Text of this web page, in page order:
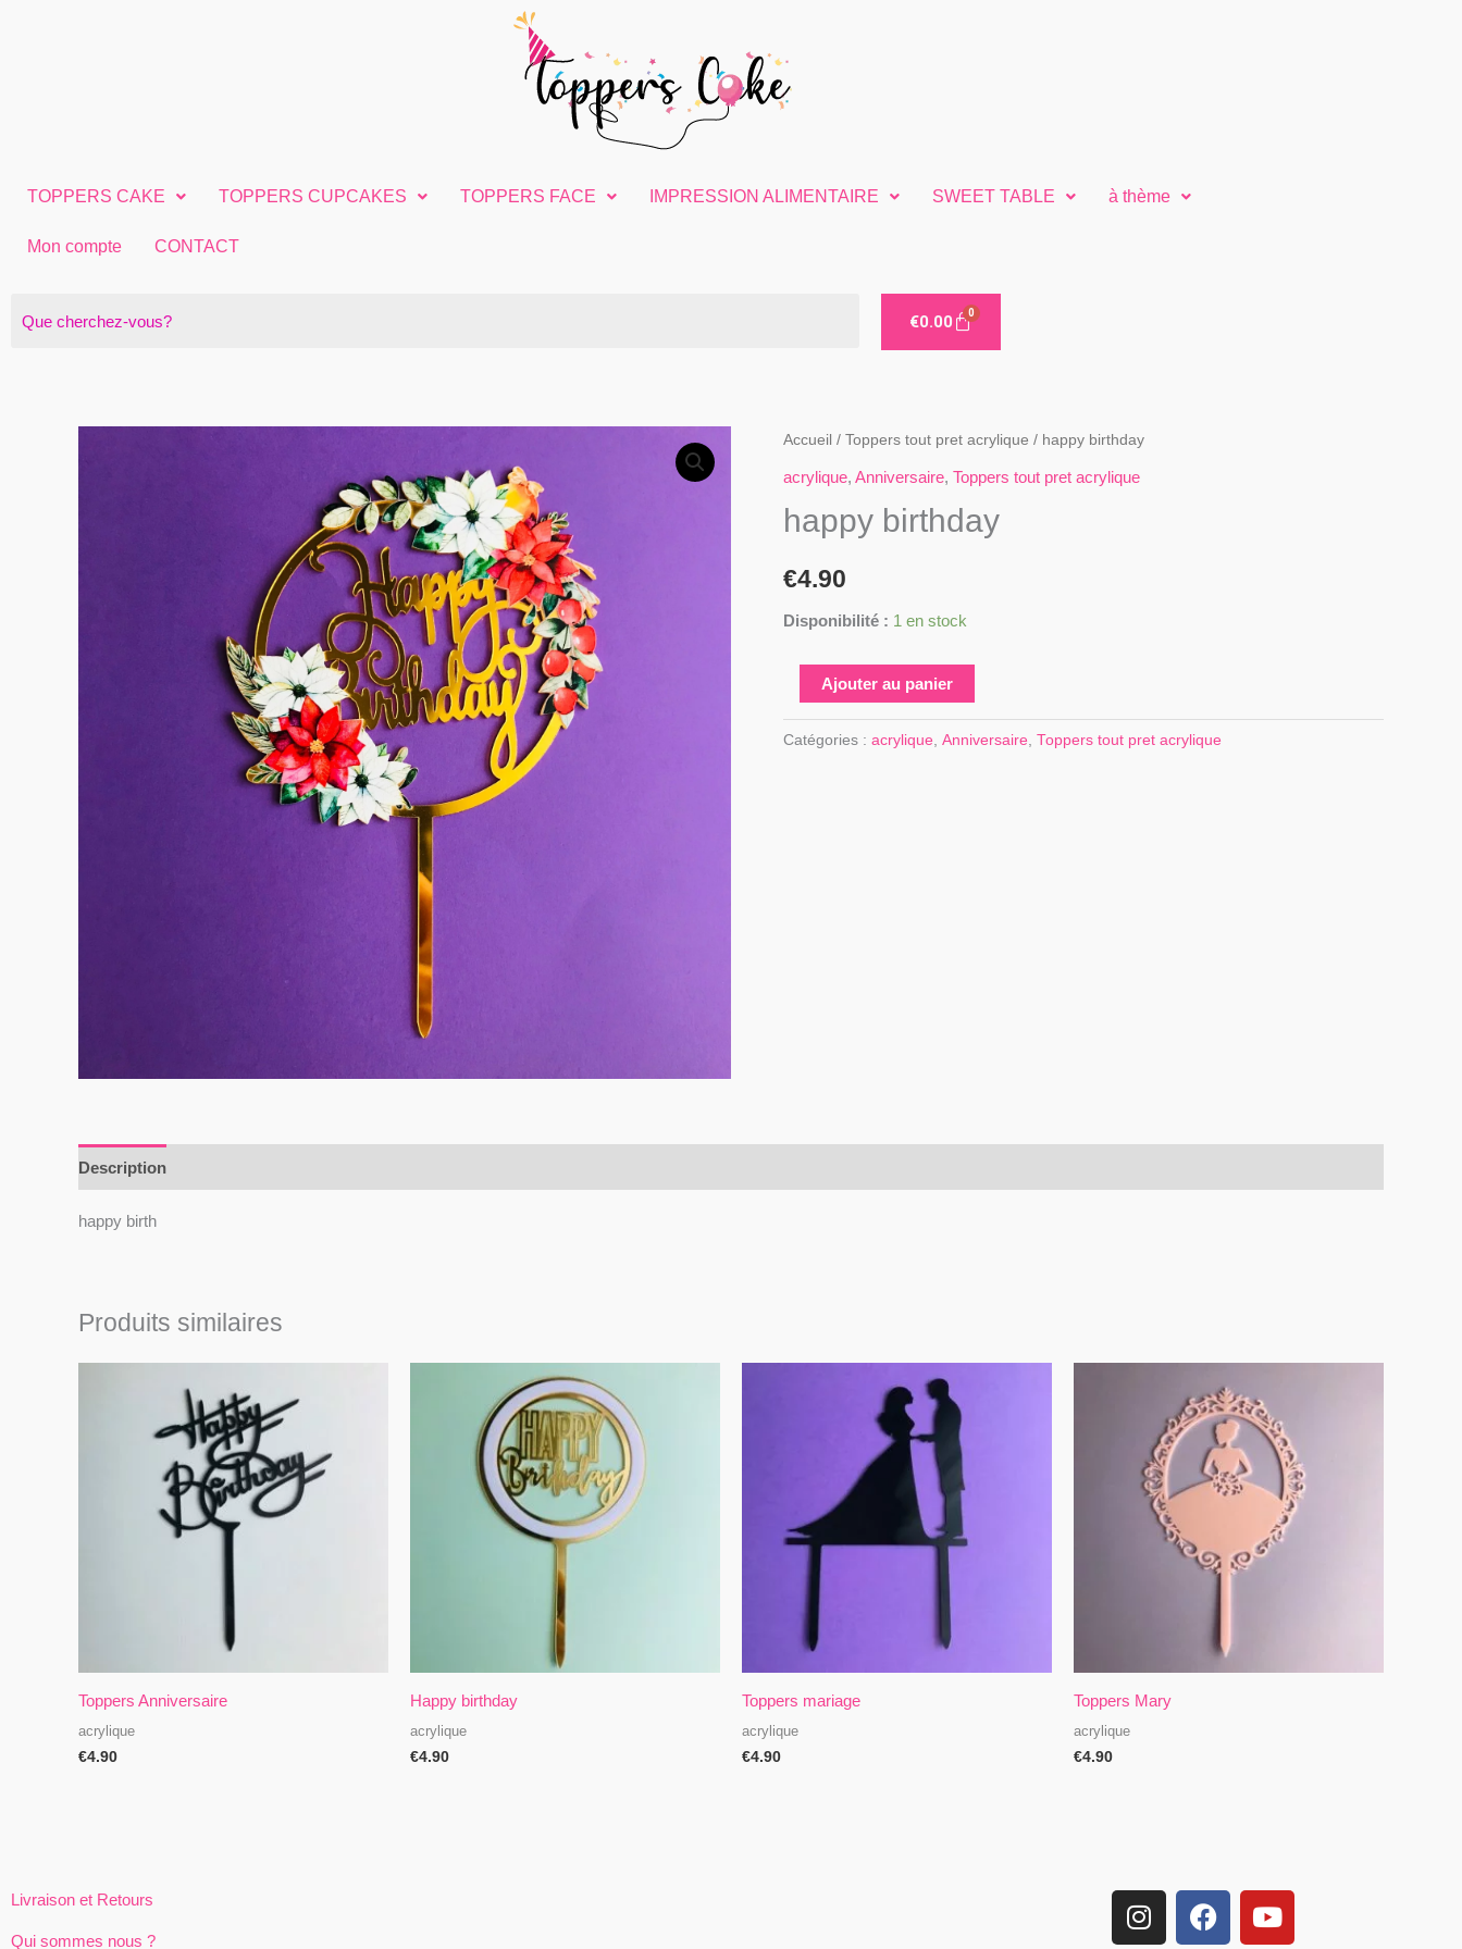
TOPPERS CAKE TOPPERS CUPCAKES TOPPERS FACE IMPRESSION ALIMENTAIRE SWEET TABLE à thème
Mon compte CONTACT
€0.00
Accueil / Toppers tout pret acrylique / happy birthday
acrylique, Anniversaire, Toppers tout pret acrylique
happy birthday
€4.90
Disponibilité : 1 en stock
quantité
birthday
Ajouter au panier
Catégories : acrylique, Anniversaire, Toppers tout pret acrylique
Description
happy birth
Produits similaires
Toppers Anniversaire
acrylique
€4.90
Happy birthday
acrylique
€4.90
Toppers mariage
acrylique
€4.90
Toppers Mary
acrylique
€4.90
Livraison et Retours
Qui sommes nous ?
I
n
F
a
Y
o